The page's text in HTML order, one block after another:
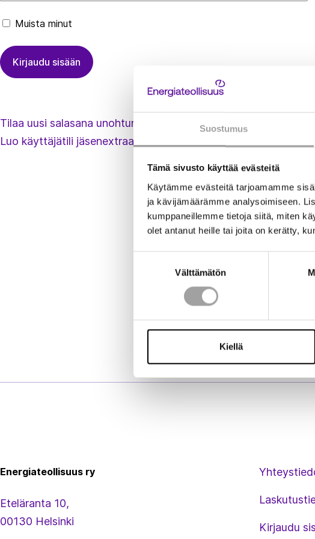
Suostumus
Tämä sivusto käyttää evästeitä
Käytämme evästeitä tarjoamamme
ja kävijämäärämme analysoimiseen.
kumppaneillemme tietoja siitä, miten
olet antanut heille tai joita on kerätty,
Välttämätön
Kiellä
Muista minut
Tilaa uusi salasana unohtuneen tilalle
Luo käyttäjätili jäsenextraan
Energiateollisuus ry
Eteläranta 10,
00130 Helsinki
Kirjaudu